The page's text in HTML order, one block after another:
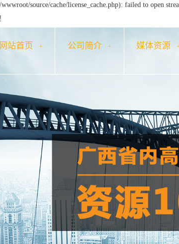
source/cache/license_cache.php): failed to open
网站首页 + 公司简介 + 媒体资源